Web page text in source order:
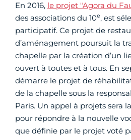
En 2016, le projet "Agora du
des associations du 10e, est
participatif. Ce projet de
d’aménagement poursuit la
chapelle par la création d’un
ouvert à toutes et à tous. En
démarre le projet de
de la chapelle sous la
Paris. Un appel à projets sera
pour répondre à la nouvelle
que définie par le projet voté